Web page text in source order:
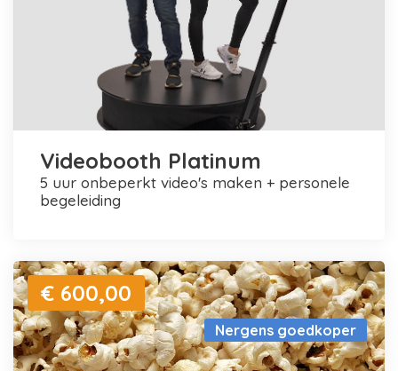
Videobooth Platinum
5 uur onbeperkt video's maken + personele
begeleiding
Nergens goedkoper
€ 600,00